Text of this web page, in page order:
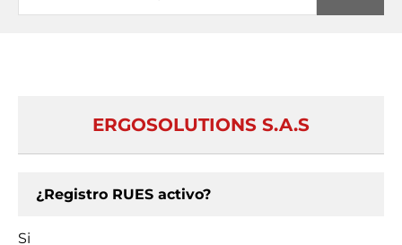
ERGOSOLUTIONS S.A.S
¿Registro RUES activo?
Si